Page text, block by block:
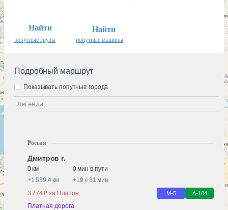
Найти
попутные грузы
Найти
попутные машины
Подробный маршрут
Легенда
Показывать попутные города
Россия
Дмитров г.
0 км
0 мин в пути
+1 539.4 км +19 ч 31 мин
3 774 ₽ за Платон
М-5 А-104
Платная дорога